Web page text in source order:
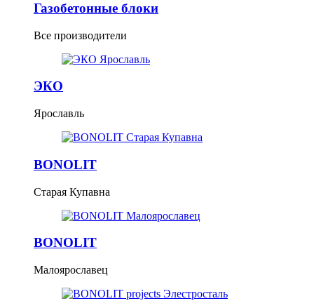
Газобетонные блоки
Все производители
ЭКО
Ярославль
BONOLIT
Старая Купавна
BONOLIT
Малоярославец